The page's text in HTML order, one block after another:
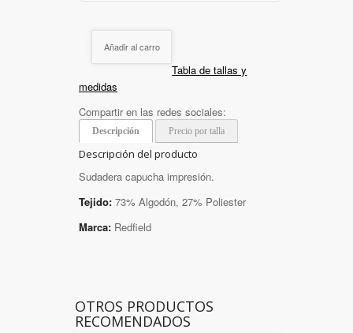
Añadir al carro
Tabla de tallas y
medidas
Compartir en las redes sociales:
Descripción Precio por talla
Descripción del producto
Sudadera capucha impresión.
Tejido: 73% Algodón, 27% Poliester
Marca: Redfield
OTROS PRODUCTOS
RECOMENDADOS